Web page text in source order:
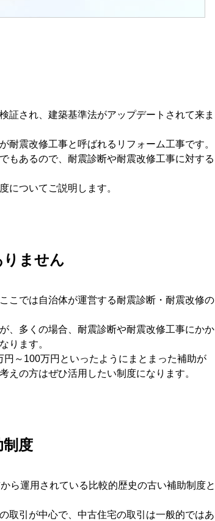
証され、建築基準法がアップデートされて来ま
震改修工事と呼ばれるリフォーム工事です。
もあるので、耐震診断や耐震改修工事に対する
についてご説明します。
ません
こでは自治体が運営する耐震診断・耐震改修の
、多くの場合、耐震診断や耐震改修工事にかか
ります。
～100万円といったようにまとまった補助が
えの方はぜひ活用したい制度になります。
度
ら運用されている比較的歴史の古い補助制度と
取引が中心で、中古住宅の取引は一般的ではあ